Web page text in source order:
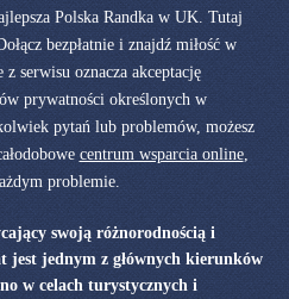
Polska Randka w UK. Tutaj
bezpłatnie i znajdź miłość w
serwisu oznacza akceptację
prywatności określonych w
pytań lub problemów, możesz
centrum wsparcia online,
problemie.
swoją różnorodnością i
jednym z głównych kierunków
w celach turystycznych i